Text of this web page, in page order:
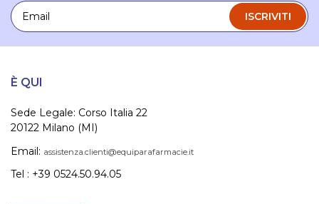
Email
ISCRIVITI
È QUI
Sede Legale: Corso Italia 22
20122 Milano (MI)
Email: assistenza.clienti@equiparafarmacie.it
Tel : +39 0524.50.94.05